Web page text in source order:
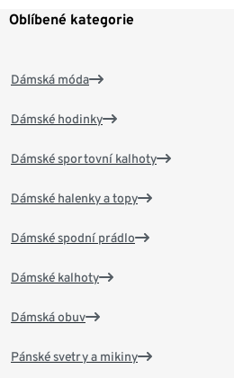
Oblíbené kategorie
Dámská móda
Dámské hodinky
Dámské sportovní kalhoty
Dámské halenky a topy
Dámské spodní prádlo
Dámské kalhoty
Dámská obuv
Pánské svetry a mikiny